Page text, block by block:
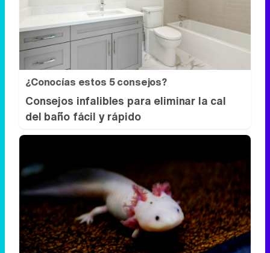
¿Conocías estos 5 consejos?
Consejos infalibles para eliminar la cal
del baño fácil y rápido